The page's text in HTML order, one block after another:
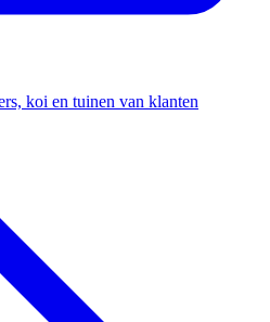
koi en tuinen van klanten